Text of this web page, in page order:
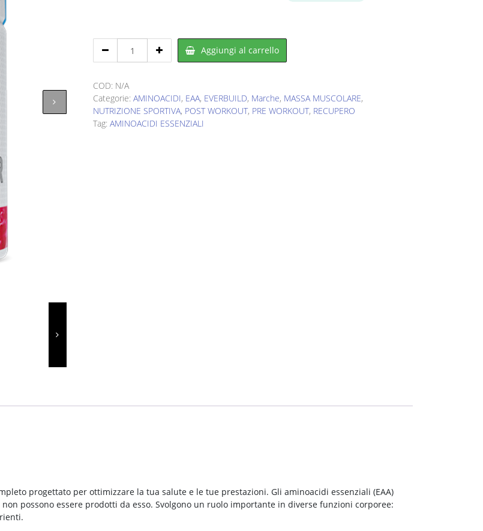
EVERBUILD
360
g
quantity
Aggiungi al carrello
COD: N/A
Categorie:AMINOACIDI, EAA, EVERBUILD, Marche, MASSA MUSCOLARE,
NUTRIZIONE SPORTIVA, POST WORKOUT, PRE WORKOUT, RECUPERO
Tag:AMINOACIDI ESSENZIALI
progettato per ottimizzare la tua salute e le tue prestazioni. Gli aminoacidi essenziali (EAA)
possono essere prodotti da esso. Svolgono un ruolo importante in diverse funzioni corporee: